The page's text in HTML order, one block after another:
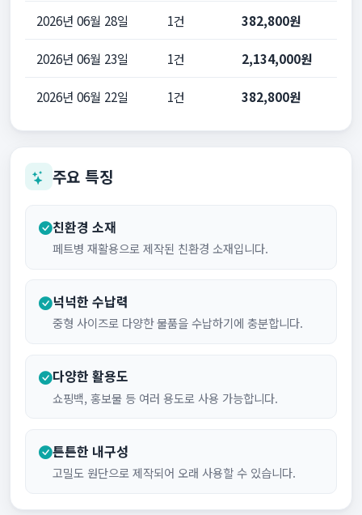
2026년 06월 28일 1건 382,800원
2026년 06월 23일 1건 2,134,000원
2026년 06월 22일 1건 382,800원
주요 특징
친환경 소재
페트병 재활용으로 제작된 친환경 소재입니다.
넉넉한 수납력
중형 사이즈로 다양한 물품을 수납하기에 충분합니다.
다양한 활용도
쇼핑백, 홍보물 등 여러 용도로 사용 가능합니다.
튼튼한 내구성
고밀도 원단으로 제작되어 오래 사용할 수 있습니다.